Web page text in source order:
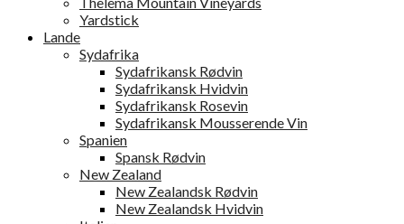
Yardstick
Lande
Sydafrika
Sydafrikansk Rødvin
Sydafrikansk Hvidvin
Sydafrikansk Rosevin
Sydafrikansk Mousserende Vin
Spanien
Spansk Rødvin
New Zealand
New Zealandsk Rødvin
New Zealandsk Hvidvin